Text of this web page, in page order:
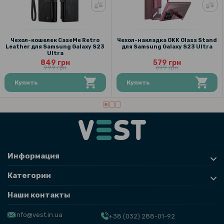
199 грн
Противоударная гидрогелевая пленка Hydrogel Film для Samsung
Galaxy S23 Ultra на заднюю панель, Transparent
Чехол-накладка TPU Color Matte Ring для Samsung Galaxy S23
Ultra
Чехол-кошелек CaseMe Retro
Leather для Samsung Galaxy S23
Ultra
849 грн
999 грн
Купить
Чехол-накладка GKK Glass Stand
для Samsung Galaxy S23 Ultra
579 грн
699 грн
Купить
Информация
Категории
Наши контакты
info@vest.in.ua +38 (032) 288-01-92